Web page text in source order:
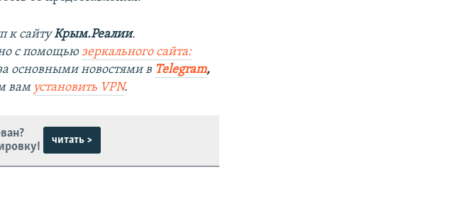
к сайтуКрым.Реалии.
с помощьюзеркального сайта:
основными новостями в Telegram,
вам установить VPN.
читать >